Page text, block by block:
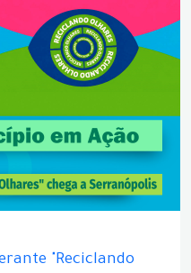
"Reciclando